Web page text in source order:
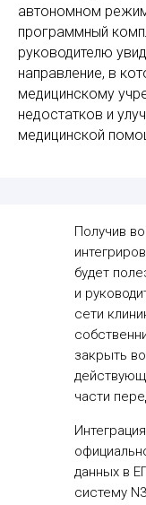
автономном
программный
руководителю
направление, в
медицинскому
недостатков и
медицинской
Получив
будет
и
сети
закрыть
части
данных в
систему